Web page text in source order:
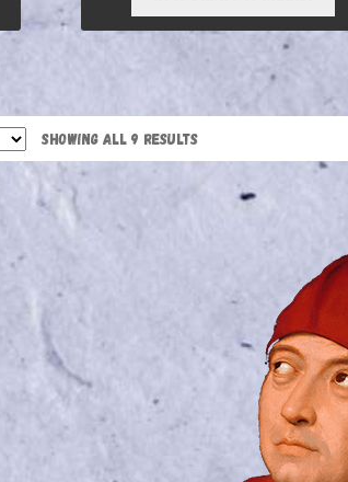
13,86 €.ΕΊΝΑΙ:
9,70 €.
SHOWING ALL 9 RESULTS